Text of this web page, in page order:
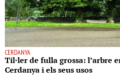
CERDANYA
Til·ler de fulla grossa: l’arbre
Cerdanya i els seus usos